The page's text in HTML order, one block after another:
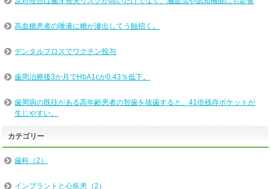
高血糖患者の唾液に糖が滲出してう蝕招く。
デンタルフロスでワクチン投与
歯周治療後3か月でHbA1cが0.43％低下。
歯周病の既往がある高年齢患者の智歯を抜歯すると、41倍残存ポケットが
生じやすい。
カテゴリー
歯科（2）
インプラントと心疾患（2）